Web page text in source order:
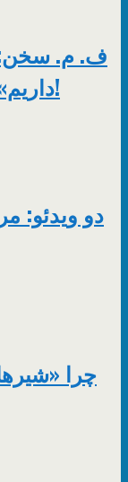
ف. م.
داریم» در جمهوری اسلامی در رفت؟!
دو ویدئو:
چرا